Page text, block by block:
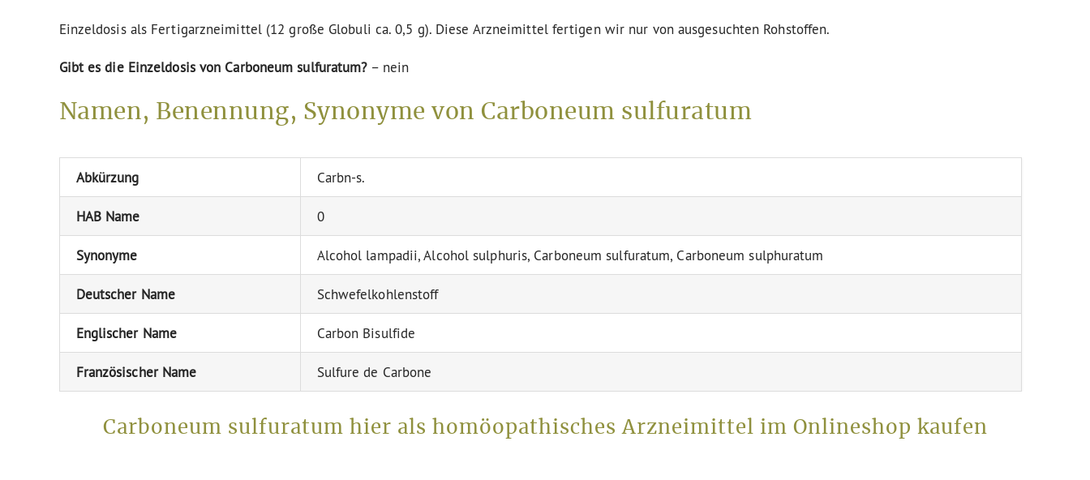
Einzeldosis als Fertigarzneimittel (12 große Globuli ca. 0,5 g). Diese Arzneimittel fertigen wir nur von ausgesuchten Rohstoffen.
Gibt es die Einzeldosis von Carboneum sulfuratum?– nein
Namen, Benennung, Synonyme von Carboneum sulfuratum
Abkürzung Carbn-s.
HAB Name 0
Synonyme Alcohol lampadii, Alcohol sulphuris, Carboneum sulfuratum, Carboneum sulphuratum
Deutscher Name Schwefelkohlenstoff
Englischer Name Carbon Bisulfide
Französischer Name Sulfure de Carbone
Carboneum sulfuratum hier als homöopathisches Arzneimittel im Onlineshop kaufen